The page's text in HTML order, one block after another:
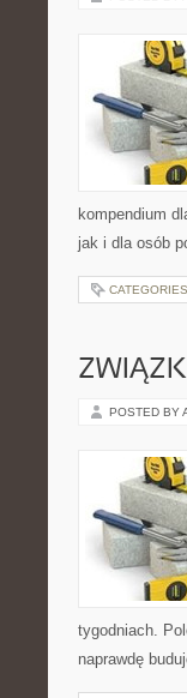
kompendium
jak i dla osób
POSTED BY
tygodniach.
naprawdę